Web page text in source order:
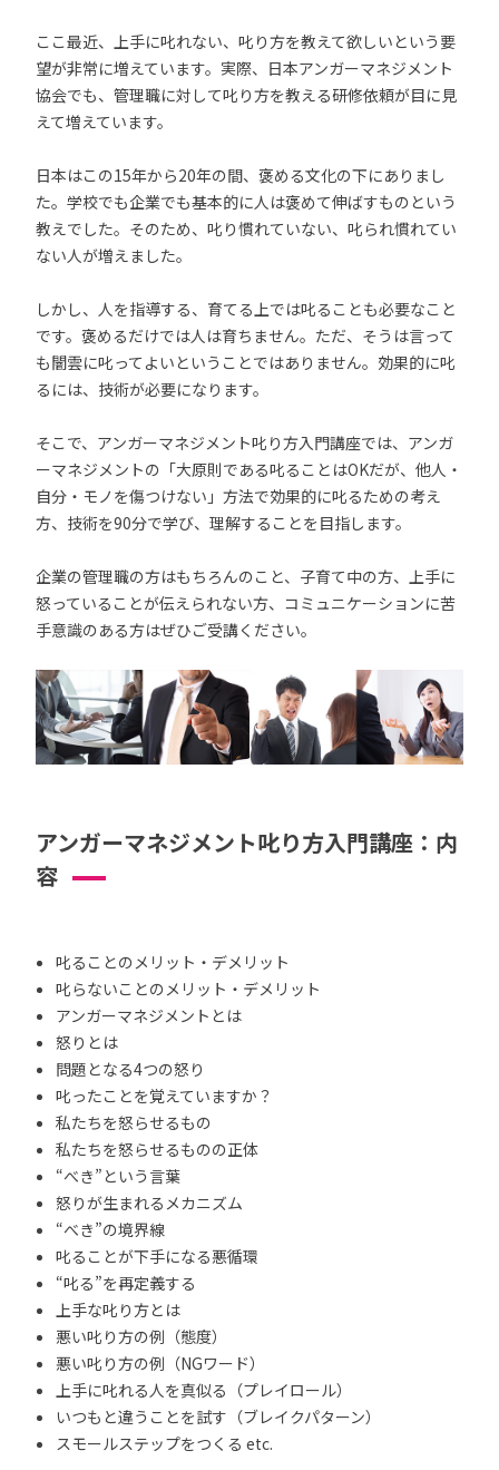
ここ最近、上手に叱れない、叱り方を教えて欲しいという要
望が非常に増えています。実際、日本アンガーマネジメント
協会でも、管理職に対して叱り方を教える研修依頼が目に見
えて増えています。
日本はこの15年から20年の間、褒める文化の下にありまし
た。学校でも企業でも基本的に人は褒めて伸ばすものという
教えでした。そのため、叱り慣れていない、叱られ慣れてい
ない人が増えました。
しかし、人を指導する、育てる上では叱ることも必要なこと
です。褒めるだけでは人は育ちません。ただ、そうは言って
も闇雲に叱ってよいということではありません。効果的に叱
るには、技術が必要になります。
そこで、アンガーマネジメント叱り方入門講座では、アンガ
ーマネジメントの「大原則である叱ることはOKだが、他人・
自分・モノを傷つけない」方法で効果的に叱るための考え
方、技術を90分で学び、理解することを目指します。
企業の管理職の方はもちろんのこと、子育て中の方、上手に
怒っていることが伝えられない方、コミュニケーションに苦
手意識のある方はぜひご受講ください。
アンガーマネジメント叱り方入門講座：内
容
叱ることのメリット・デメリット
叱らないことのメリット・デメリット
アンガーマネジメントとは
怒りとは
問題となる4つの怒り
叱ったことを覚えていますか？
私たちを怒らせるもの
私たちを怒らせるものの正体
“べき”という言葉
怒りが生まれるメカニズム
“べき”の境界線
叱ることが下手になる悪循環
“叱る”を再定義する
上手な叱り方とは
悪い叱り方の例（態度）
悪い叱り方の例（NGワード）
上手に叱れる人を真似る（プレイロール）
いつもと違うことを試す（ブレイクパターン）
スモールステップをつくる etc.